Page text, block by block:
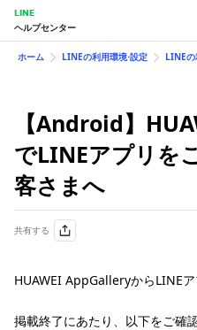
LINE
ヘルプセンター
ホーム LINEの利用環境⋅設定 LINE
【Android】
でLINEアプリを
客さまへ
共有する
HUAWEI AppGalleryからLINE
掲載終了にあたり、以下をご確